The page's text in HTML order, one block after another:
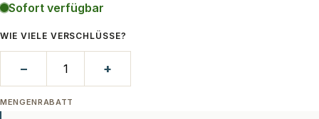
Sofort verfügbar
WIE VIELE VERSCHLÜSSE?
− +
MENGENRABATT